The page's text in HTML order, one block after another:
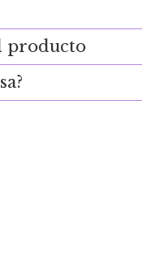
producto